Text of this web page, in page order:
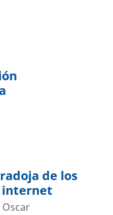
de los
internet